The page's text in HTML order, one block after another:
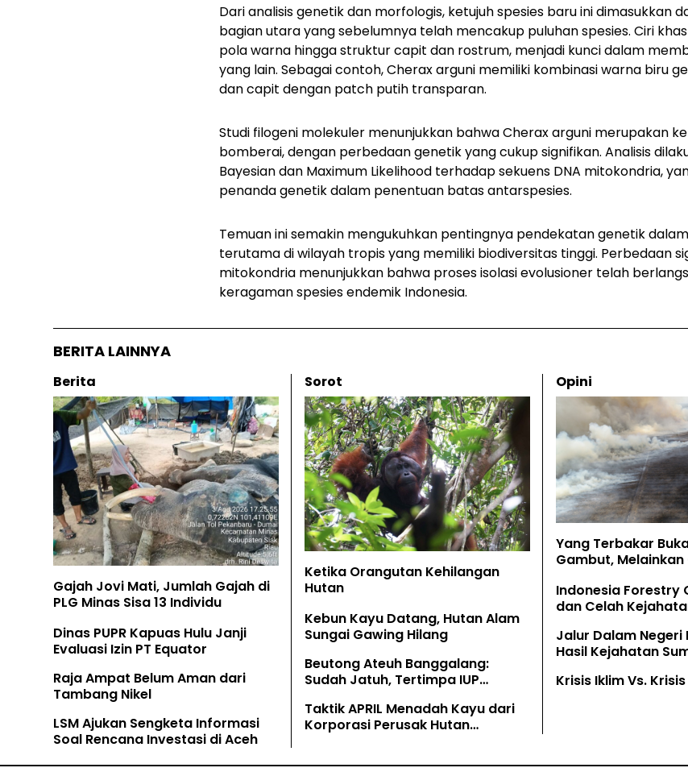
Dari analisis genetik dan morfologis, ketujuh spesies baru ini dimasukkan
bagian utara yang sebelumnya telah mencakup puluhan spesies. Ciri
pola warna hingga struktur capit dan rostrum, menjadi kunci dalam
yang lain. Sebagai contoh,Cherax arguni memiliki kombinasi warna biru
dan capit dengan patch putih transparan.
Studi filogeni molekuler menunjukkan bahwaCherax arguni merupakan
bomberai, dengan perbedaan genetik yang cukup signifikan. Analisis
Bayesian dan Maximum Likelihood terhadap sekuens DNA mitokondria,
penanda genetik dalam penentuan batas antarspesies.
Temuan ini semakin mengukuhkan pentingnya pendekatan genetik
terutama di wilayah tropis yang memiliki biodiversitas tinggi. Perbedaan
mitokondria menunjukkan bahwa proses isolasi evolusioner telah
keragaman spesies endemik Indonesia.
BERITA LAINNYA
Berita
Gajah Jovi Mati, Jumlah Gajah di
PLG Minas Sisa 13 Individu
Dinas PUPR Kapuas Hulu Janji
Evaluasi Izin PT Equator
Raja Ampat Belum Aman dari
Tambang Nikel
LSM Ajukan Sengketa Informasi
Soal Rencana Investasi di Aceh
Sorot
Ketika Orangutan Kehilangan
Hutan
Kebun Kayu Datang, Hutan Alam
Sungai Gawing Hilang
Beutong Ateuh Banggalang:
Sudah Jatuh, Tertimpa IUP
Taktik APRIL Menadah Kayu dari
Korporasi Perusak Hutan
Opini
Yang Terbakar
Gambut,
Indonesia Forestry
dan Celah
Jalur Dalam Negeri
Hasil Kejahatan
Krisis Iklim Vs.